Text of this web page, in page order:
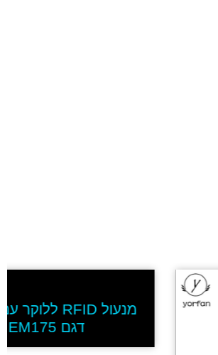
מנעול RFID ללוקר עם כרטיס